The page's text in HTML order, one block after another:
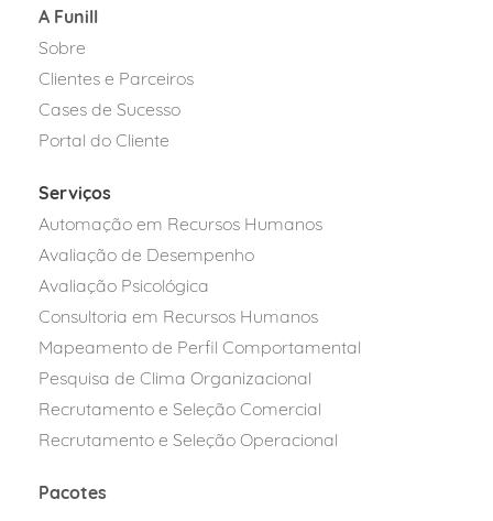
A Funill
Sobre
Clientes e Parceiros
Cases de Sucesso
Portal do Cliente
Serviços
Automação em Recursos Humanos
Avaliação de Desempenho
Avaliação Psicológica
Consultoria em Recursos Humanos
Mapeamento de Perfil Comportamental
Pesquisa de Clima Organizacional
Recrutamento e Seleção Comercial
Recrutamento e Seleção Operacional
Pacotes